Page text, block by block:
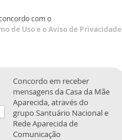
com o
de Usoe oAviso de Privacidade
Concordo em receber
mensagens da Casa da Mãe
Aparecida, através do
grupo Santuário Nacional e
Rede Aparecida de
Comunicação